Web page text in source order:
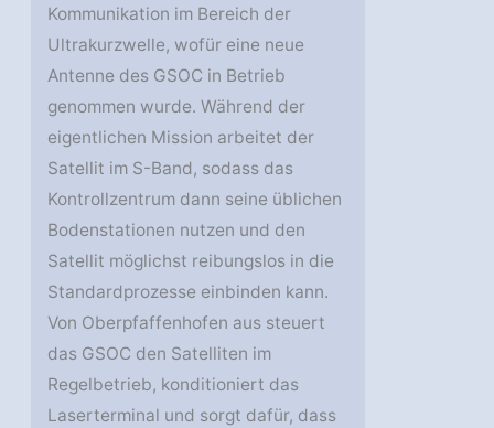
Kommunikation im Bereich der
Ultrakurzwelle, wofür eine neue
Antenne des GSOC in Betrieb
genommen wurde. Während der
eigentlichen Mission arbeitet der
Satellit im S-Band, sodass das
Kontrollzentrum dann seine üblichen
Bodenstationen nutzen und den
Satellit möglichst reibungslos in die
Standardprozesse einbinden kann.
Von Oberpfaffenhofen aus steuert
das GSOC den Satelliten im
Regelbetrieb, konditioniert das
Laserterminal und sorgt dafür, dass